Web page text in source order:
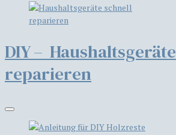
DIY – Haushaltsgeräte
reparieren